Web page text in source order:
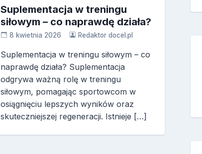
Suplementacja w treningu
siłowym – co naprawdę działa?
8 kwietnia 2026 Redaktor docel.pl
Suplementacja w treningu siłowym – co
naprawdę działa? Suplementacja
odgrywa ważną rolę w treningu
siłowym, pomagając sportowcom w
osiągnięciu lepszych wyników oraz
skuteczniejszej regeneracji. Istnieje […]